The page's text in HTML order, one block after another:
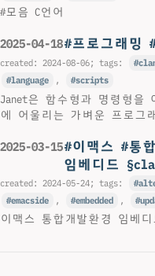
#모음 C언어
2025-04-18#프로그래밍
created: 2024-08-06; tags:
language
, scripts
Janet은 함수형과 명령형을
에 어울리는 가벼운 프로그
2025-03-15#이맥스 #통
임베디드
created: 2024-05-24; tags:
emacside
, embedded ,
이맥스 통합개발환경 임베디